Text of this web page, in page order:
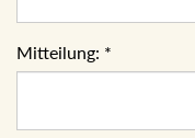
Mitteilung: *